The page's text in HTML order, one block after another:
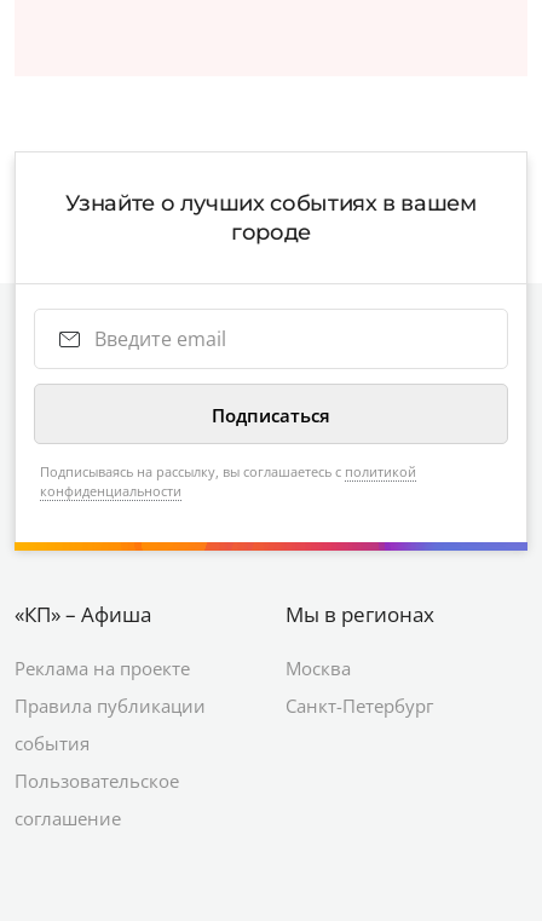
Узнайте о лучших событиях в вашем
городе
Подписываясь на рассылку, вы соглашаетесь с политикой
конфиденциальности
«КП» – Афиша
Реклама на проекте
Правила публикации
события
Пользовательское
соглашение
Мы в регионах
Москва
Санкт-Петербург